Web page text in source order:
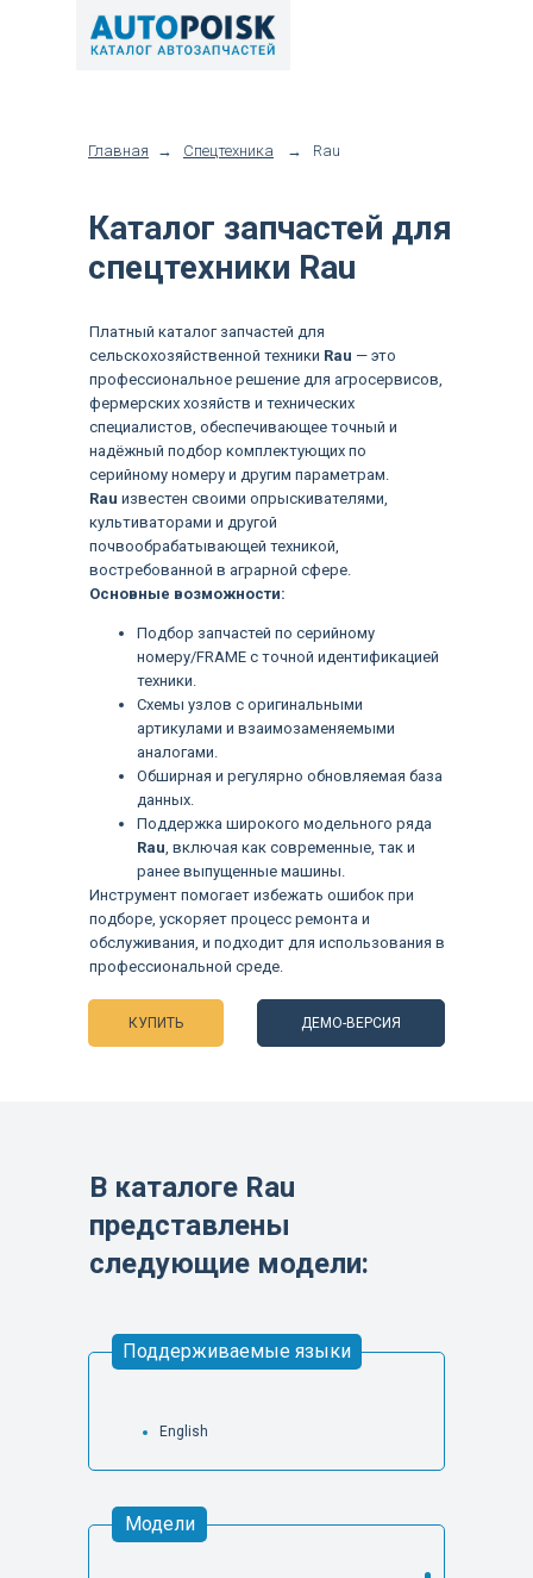
Главная Спецтехника
→ → Rau
КУПИТЬ ДЕМО-ВЕРСИЯ
Платный каталог запчастей для
сельскохозяйственной техники Rau — это
профессиональное решение для агросервисов,
фермерских хозяйств и технических
специалистов, обеспечивающее точный и
надёжный подбор комплектующих по
серийному номеру и другим параметрам.
Rau известен своими опрыскивателями,
культиваторами и другой
почвообрабатывающей техникой,
востребованной в аграрной сфере.
Основные возможности:
Подбор запчастей по серийному
номеру/FRAME с точной идентификацией
техники.
Схемы узлов с оригинальными
артикулами и взаимозаменяемыми
аналогами.
Обширная и регулярно обновляемая база
данных.
Поддержка широкого модельного ряда
Rau, включая как современные, так и
ранее выпущенные машины.
Инструмент помогает избежать ошибок при
подборе, ускоряет процесс ремонта и
обслуживания, и подходит для использования в
профессиональной среде.
Каталог запчастей для
спецтехники Rau
В каталоге Rau
представлены
следующие модели:
English
Модели
Языки
Поддерживаемые языки